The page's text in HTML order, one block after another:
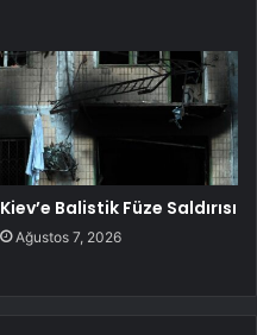
Kiev’e Balistik Füze Saldırısı
Ağustos 7, 2026